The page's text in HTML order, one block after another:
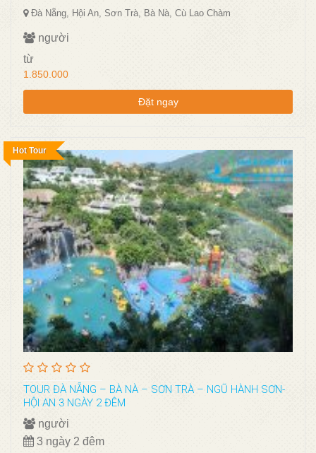
Đà Nẵng, Hội An, Sơn Trà, Bà Nà, Cù Lao Chàm
người
từ
1.850.000
Đặt ngay
Hot Tour
TOUR ĐÀ NẴNG – BÀ NÀ – SƠN TRÀ – NGŨ HÀNH SƠN-
HỘI AN 3 NGÀY 2 ĐÊM
người
3 ngày 2 đêm